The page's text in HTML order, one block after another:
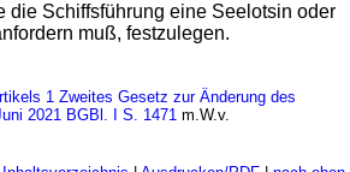
die Schiffsführung eine Seelotsin oder
muß, festzulegen.
1 Zweites Gesetz zur Änderung des
2021 BGBl. I S. 1471 m.W.v.